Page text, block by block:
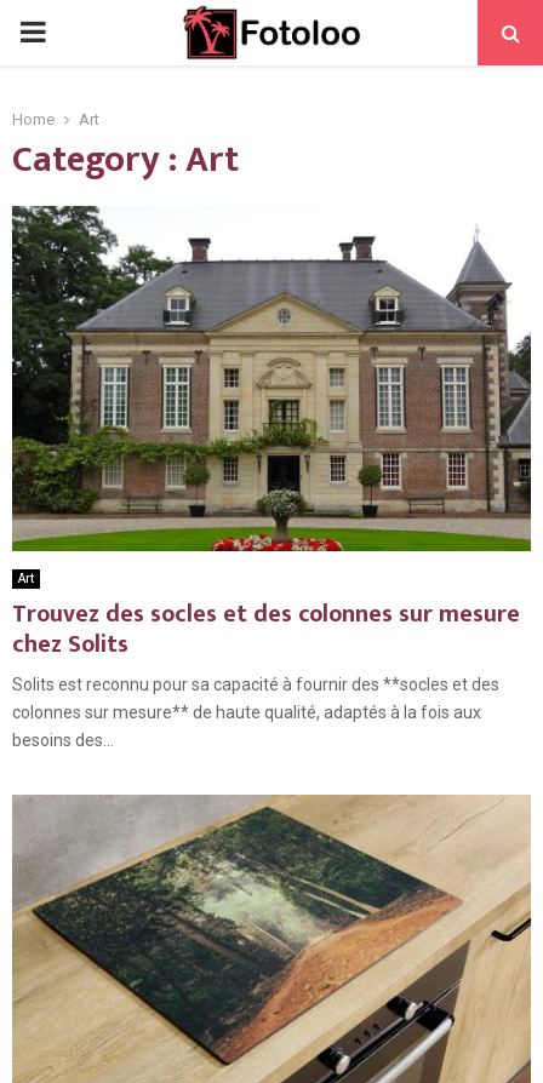
PRIMARY
Home Art
Category : Art
Art
Trouvez des socles et des colonnes sur mesure
chez Solits
Solits est reconnu pour sa capacité à fournir des **socles et des
colonnes sur mesure** de haute qualité, adaptés à la fois aux
besoins des...